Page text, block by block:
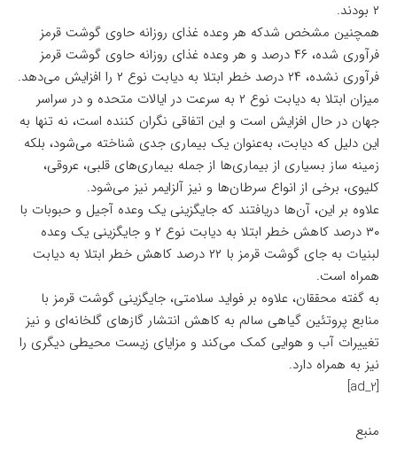
۲ بودند.
همچنین مشخص شدکه هر وعده غذای روزانه حاوی گوشت قرمز
فرآوری شده، ۴۶ درصد و هر وعده غذای روزانه حاوی گوشت قرمز
فرآوری نشده، ۲۴ درصد خطر ابتلا به دیابت نوع ۲ را افزایش می‌دهد.
میزان ابتلا به دیابت نوع ۲ به سرعت در ایالات متحده و در سراسر
جهان در حال افزایش است و این اتفاقی نگران کننده است، نه تنها به
این دلیل که دیابت، به‌عنوان یک بیماری جدی شناخته می‌شود، بلکه
زمینه ساز بسیاری از بیماری‌ها از جمله بیماری‌های قلبی، عروقی،
کلیوی، برخی از انواع سرطان‌ها و نیز آلزایمر نیز می‌شود.
علاوه بر این، آن‌ها دریافتند که جایگزینی یک وعده آجیل و حبوبات با
۳۰ درصد کاهش خطر ابتلا به دیابت نوع ۲ و جایگزینی یک وعده
لبنیات به جای گوشت قرمز با ۲۲ درصد کاهش خطر ابتلا به دیابت
همراه است.
به گفته محققان، علاوه بر فواید سلامتی، جایگزینی گوشت قرمز با
منابع پروتئین گیاهی سالم به کاهش انتشار گازهای گلخانه‌ای و نیز
تغییرات آب و هوایی کمک می‌کند و مزایای زیست محیطی دیگری را
نیز به همراه دارد.
[ad_2]
منبع